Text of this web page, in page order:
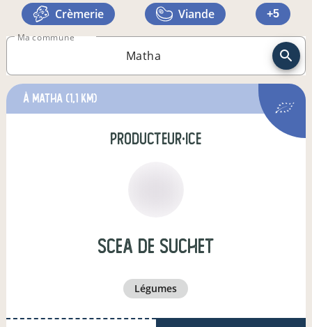
crèmerie
viande +5
Ma commune
à Matha (1,1 km)
producteur·ice
scea de suchet
légumes